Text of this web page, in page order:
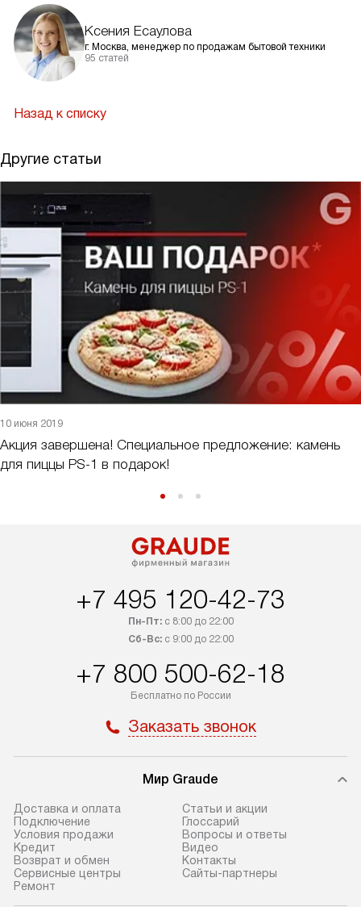
Ксения Есаулова
г. Москва, менеджер по продажам бытовой техники
95 статей
Назад к списку
Другие статьи
10 июня 2019
Акция завершена! Специальное предложение: камень
для пиццы PS-1 в подарок!
+7 495 120-42-73
Пн-Пт:с 8:00 до 22:00
Сб-Вс:с 9:00 до 22:00
+7 800 500-62-18
Бесплатно по России
Заказать звонок
Мир Graude
Доставка и оплата
Подключение
Условия продажи
Кредит
Возврат и обмен
Сервисные центры
Ремонт
Статьи и акции
Глоссарий
Вопросы и ответы
Видео
Контакты
Сайты-партнеры